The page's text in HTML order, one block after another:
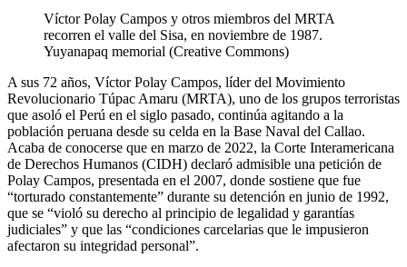
Víctor Polay Campos y otros miembros del MRTA
recorren el valle del Sisa, en noviembre de 1987.
Yuyanapaq memorial (Creative Commons)
A sus 72 años, Víctor Polay Campos, líder del Movimiento
Revolucionario Túpac Amaru (MRTA), uno de los grupos terroristas
que asoló el Perú en el siglo pasado, continúa agitando a la
población peruana desde su celda en la Base Naval del Callao.
Acaba de conocerse que en marzo de 2022, la Corte Interamericana
de Derechos Humanos (CIDH) declaró admisible una petición de
Polay Campos, presentada en el 2007, donde sostiene que fue
“torturado constantemente” durante su detención en junio de 1992,
que se “violó su derecho al principio de legalidad y garantías
judiciales” y que las “condiciones carcelarias que le impusieron
afectaron su integridad personal”.